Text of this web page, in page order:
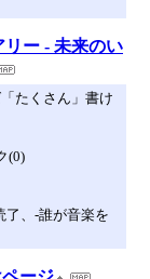
リー - 未来のい
たくさん」書け
(0)
了、-誰が音楽を